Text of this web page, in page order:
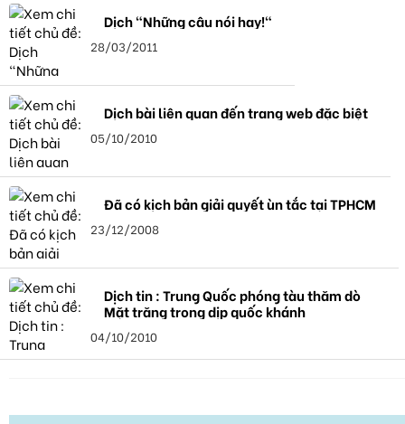
Dịch "Những câu nói hay!"
28/03/2011
Dịch bài liên quan đến trang web đặc biệt
05/10/2010
Đã có kịch bản giải quyết ùn tắc tại TPHCM
23/12/2008
Dịch tin : Trung Quốc phóng tàu thăm dò
Mặt trăng trong dịp quốc khánh
04/10/2010